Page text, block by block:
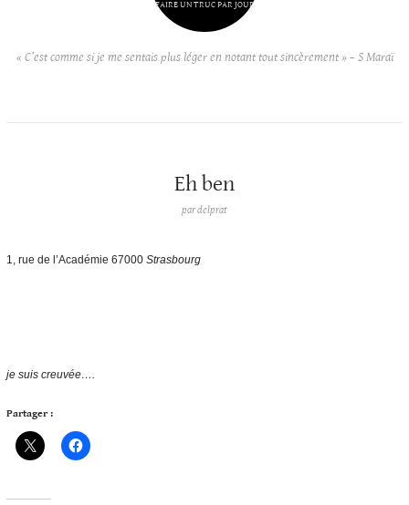
FAIRE UN TRUC PAR JOUR
« C’est comme si je me sentais plus léger en notant tout sincèrement » – S Maraï
Eh ben
pardelprat
1, rue de l’Académie 67000 Strasbourg
je suis creuvée….
Partager :